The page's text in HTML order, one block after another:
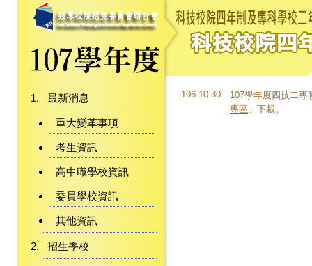
最新消息
重大變革事項
考生資訊
高中職學校資訊
委員學校資訊
其他資訊
招生學校
106.10.30
107學年度四技二
專區 」下載。